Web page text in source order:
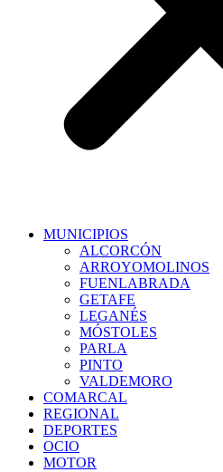
MUNICIPIOS
ALCORCÓN
ARROYOMOLINOS
FUENLABRADA
GETAFE
LEGANÉS
MÓSTOLES
PARLA
PINTO
VALDEMORO
COMARCAL
REGIONAL
DEPORTES
OCIO
MOTOR